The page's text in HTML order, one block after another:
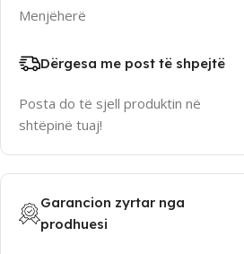
Menjëherë
Dërgesa me post të shpejtë
Posta do të sjell produktin në
shtëpinë tuaj!
Garancion zyrtar nga
prodhuesi